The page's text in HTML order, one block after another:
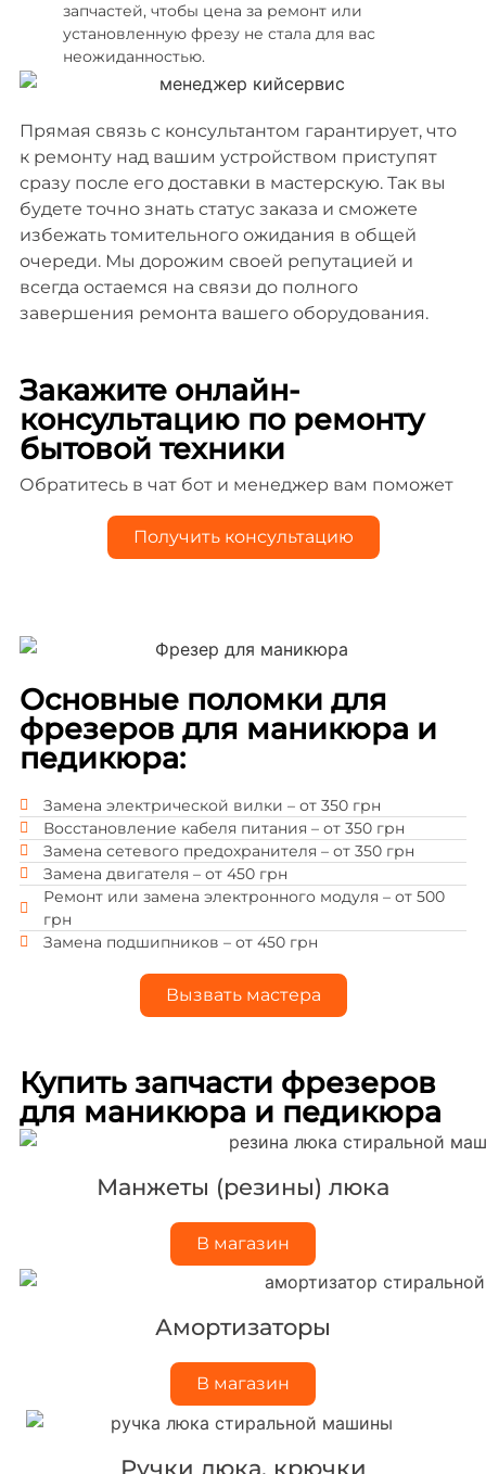
запчастей, чтобы цена за ремонт или
установленную фрезу не стала для вас
неожиданностью.
Прямая связь с консультантом гарантирует, что
к ремонту над вашим устройством приступят
сразу после его доставки в мастерскую. Так вы
будете точно знать статус заказа и сможете
избежать томительного ожидания в общей
очереди. Мы дорожим своей репутацией и
всегда остаемся на связи до полного
завершения ремонта вашего оборудования.
Закажите онлайн-
консультацию по ремонту
бытовой техники
Обратитесь в чат бот и менеджер вам поможет
Получить консультацию
Основные поломки для
фрезеров для маникюра и
педикюра:
Замена электрической вилки – от 350 грн
Восстановление кабеля питания – от 350 грн
Замена сетевого предохранителя – от 350 грн
Замена двигателя – от 450 грн
Ремонт или замена электронного модуля – от 500
грн
Замена подшипников – от 450 грн
Вызвать мастера
Купить запчасти фрезеров
для маникюра и педикюра
Манжеты (резины) люка
В магазин
Амортизаторы
В магазин
Ручки люка, крючки